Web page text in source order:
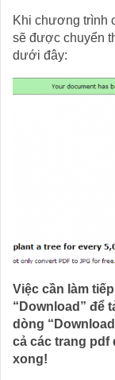
Khi chương trình
sẽ được chuyển
dưới đây:
Việc cần làm
“Download” để
dòng
cả các trang pdf
xong!